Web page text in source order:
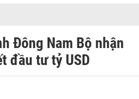
Đông Nam Bộ nhận
đầu tư tỷ USD